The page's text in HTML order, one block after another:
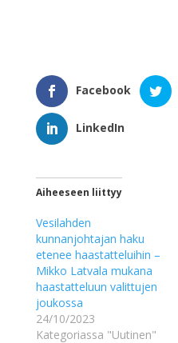
Facebook
LinkedIn
Aiheeseen liittyy
Vesilahden
kunnanjohtajan haku
etenee haastatteluihin –
Mikko Latvala mukana
haastatteluun valittujen
joukossa
24/10/2023
Kategoriassa "Uutinen"